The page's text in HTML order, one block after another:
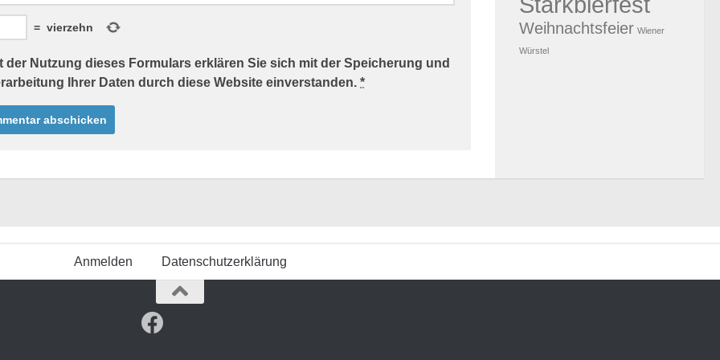
= vierzehn
der Nutzung dieses Formulars erklären Sie sich mit der Speicherung und
Ihrer Daten durch diese Website einverstanden. *
Weihnachtsfeier Wiener
Würstel
Anmelden Datenschutzerklärung